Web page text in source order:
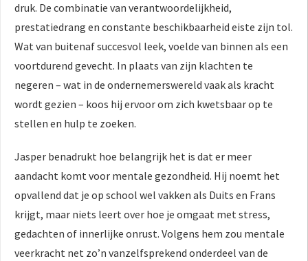
druk. De combinatie van verantwoordelijkheid,
prestatiedrang en constante beschikbaarheid eiste zijn tol.
Wat van buitenaf succesvol leek, voelde van binnen als een
voortdurend gevecht. In plaats van zijn klachten te
negeren – wat in de ondernemerswereld vaak als kracht
wordt gezien – koos hij ervoor om zich kwetsbaar op te
stellen en hulp te zoeken.
Jasper benadrukt hoe belangrijk het is dat er meer
aandacht komt voor mentale gezondheid. Hij noemt het
opvallend dat je op school wel vakken als Duits en Frans
krijgt, maar niets leert over hoe je omgaat met stress,
gedachten of innerlijke onrust. Volgens hem zou mentale
veerkracht net zo’n vanzelfsprekend onderdeel van de